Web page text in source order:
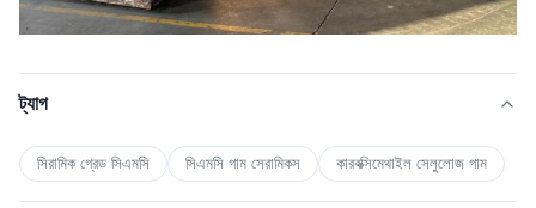
ট্যাগ
সিরামিক গ্রেড সিএমসি সিএমসি গাম সেরামিকস কারবক্সিমেথাইল সেলুলোজ গাম